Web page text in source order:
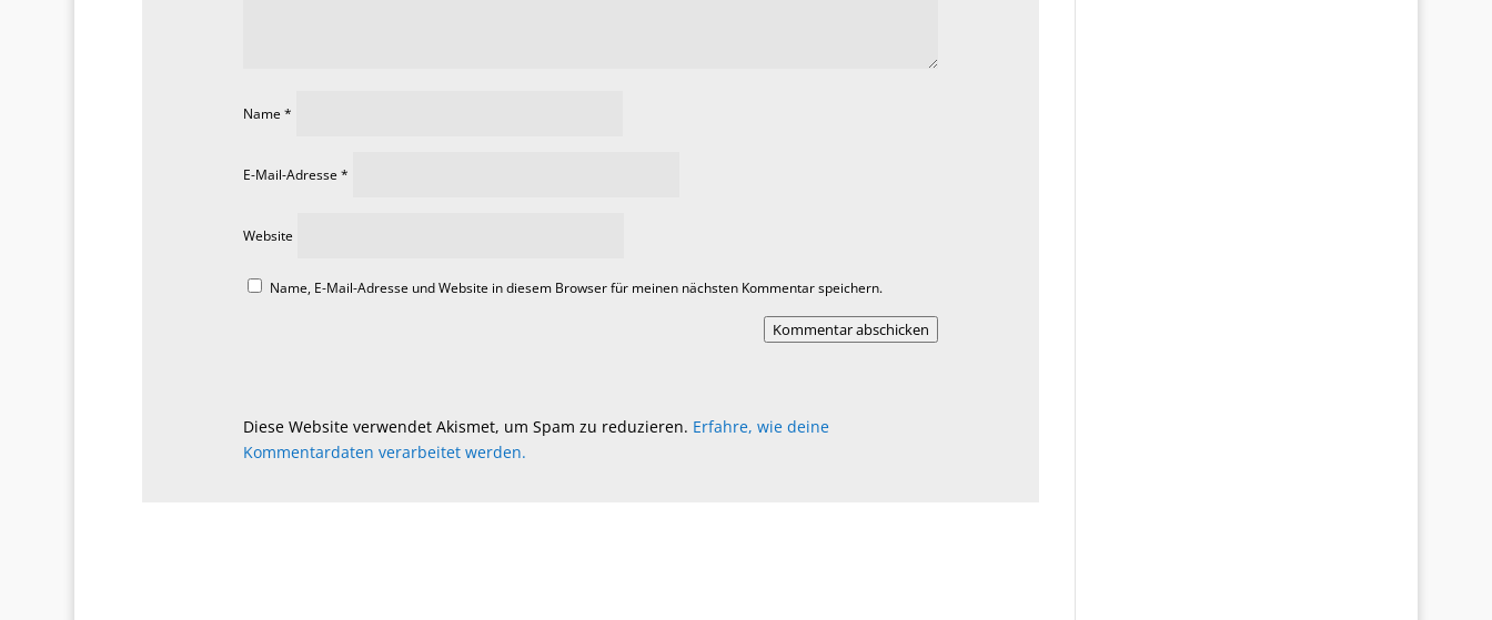
Name *
E-Mail-Adresse *
Website
Name, E-Mail-Adresse und Website in diesem Browser für meinen nächsten Kommentar speichern.
Kommentar abschicken
Diese Website verwendet Akismet, um Spam zu reduzieren. Erfahre, wie deine
Kommentardaten verarbeitet werden.